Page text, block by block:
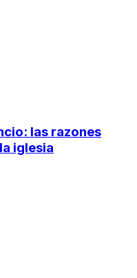
las razones
iglesia